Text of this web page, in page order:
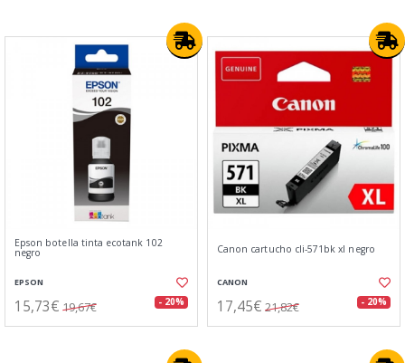
Epson botella tinta ecotank 102
negro
EPSON
15,73€ 19,67€ - 20%
Canon cartucho cli-571bk xl negro
CANON
17,45€ 21,82€ - 20%